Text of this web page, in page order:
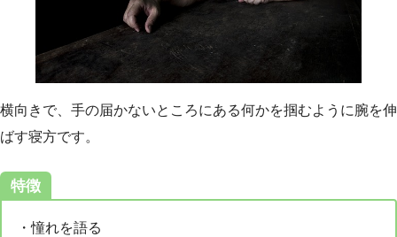
横向きで、手の届かないところにある何かを掴むように腕を伸
ばす寝方です。
特徴
・憧れを語る